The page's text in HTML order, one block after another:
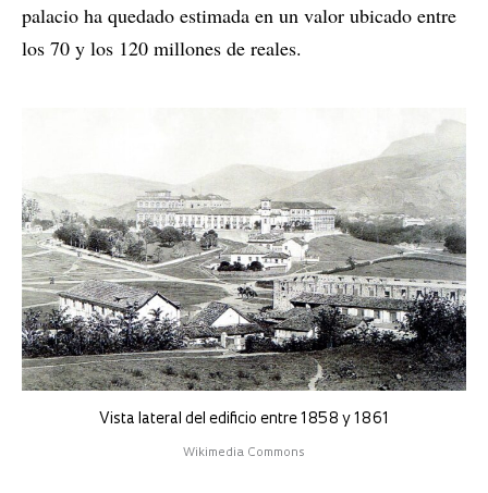
palacio ha quedado estimada en un valor ubicado entre
los 70 y los 120 millones de reales.
Vista lateral del edificio entre 1858 y 1861
Wikimedia Commons